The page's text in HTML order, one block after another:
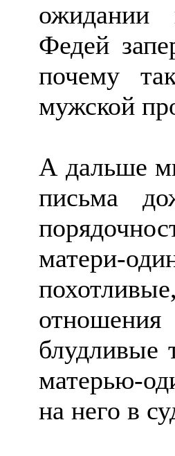
ожидании
Федей
почему
мужской
А дальше
письма
матери-
блудливые
матерью-
на него в